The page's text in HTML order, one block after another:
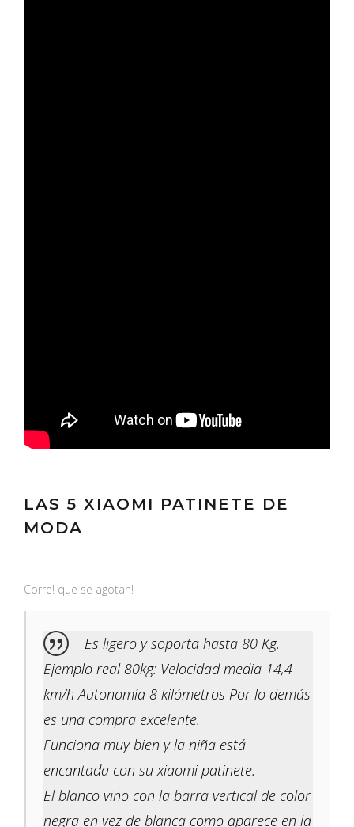
LAS 5 XIAOMI PATINETE DE
MODA
Corre! que se agotan!
Es ligero y soporta hasta 80 Kg.
Ejemplo real 80kg: Velocidad media 14,4
km/h Autonomía 8 kilómetros Por lo demás
es una compra excelente.
Funciona muy bien y la niña está
encantada con su xiaomi patinete.
El blanco vino con la barra vertical de color
negra en vez de blanca como aparece en la